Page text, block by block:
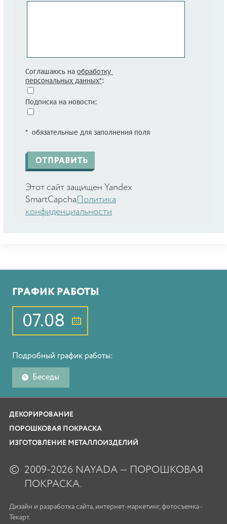
Соглашаюсь на обработку
персональных данных*:
Подписка на новости:
* обязательные для заполнения поля
Этот сайт защищен Yandex
SmartCapcha Политика
конфиденциальности
ГРАФИК РАБОТЫ
07.08
Подробный график работы:
Беседы
ДЕКОРИРОВАНИЕ
ПОРОШКОВАЯ ПОКРАСКА
ИЗГОТОВЛЕНИЕ МЕТАЛЛОИЗДЕЛИЙ
© 2009-2026 NAYADA — ПОРОШКОВАЯ
ПОКРАСКА.
Дизайн и разработка сайта, интернет-маркетинг,фотосъемка -
Текарт.